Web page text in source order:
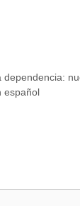
español